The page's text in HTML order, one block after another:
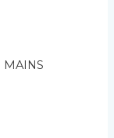
MAINS